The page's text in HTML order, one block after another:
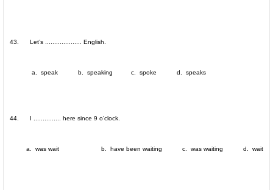
43. Let’s .................... English.
a. speak b. speaking c. spoke d. speaks
44. I ............... here since 9 o’clock.
a. was wait b. have been waiting c. was waiting d. wait